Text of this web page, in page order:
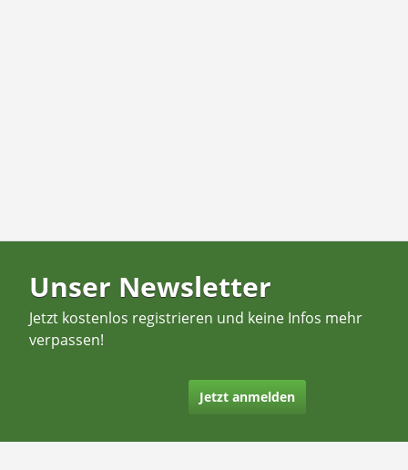
Unser Newsletter
Jetzt kostenlos registrieren und keine Infos mehr
verpassen!
Jetzt anmelden